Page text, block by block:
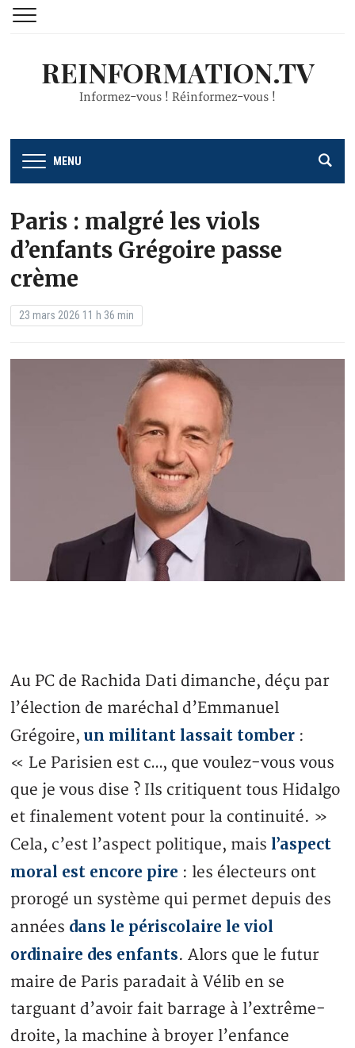
REINFORMATION.TV
Informez-vous ! Réinformez-vous !
MENU
Paris : malgré les viols
d’enfants Grégoire passe
crème
23 mars 2026 11 h 36 min
Au PC de Rachida Dati dimanche, déçu par
l’élection de maréchal d’Emmanuel
Grégoire,un militant lassait tomber :
« Le Parisien est c…, que voulez-vous vous
que je vous dise ? Ils critiquent tous Hidalgo
et finalement votent pour la continuité. »
Cela, c’est l’aspect politique, mais l’aspect
moral est encore pire : les électeurs ont
prorogé un système qui permet depuis des
années dans le périscolaire le viol
ordinaire des enfants. Alors que le futur
maire de Paris paradait à Vélib en se
targuant d’avoir fait barrage à l’extrême-
droite, la machine à broyer l’enfance